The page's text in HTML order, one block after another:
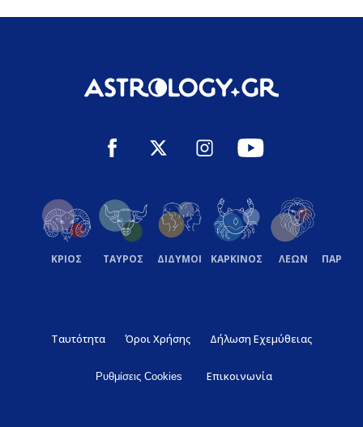
ΚΡΙΟΣ ΤΑΥΡΟΣ ΔΙΔΥΜΟΙ ΚΑΡΚΙΝΟΣ ΛΕΩΝ
Ταυτότητα Όροι Χρήσης Δήλωση Εχεμύθειας
Ρυθμίσεις Cookies Επικοινωνία